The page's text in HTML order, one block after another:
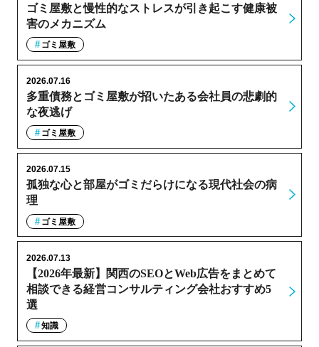
ゴミ屋敷と慢性的なストレスが引き起こす健康被
害のメカニズム
ゴミ屋敷
多重債務とゴミ屋敷が招いたある会社員の悲劇的
な夜逃げ
2026.07.16
ゴミ屋敷
孤独な心と部屋がゴミだらけになる現代社会の病
理
2026.07.15
ゴミ屋敷
【2026年最新】関西のSEOとWeb広告をまとめて
相談できる経営コンサルティング会社おすすめ5
選
2026.07.13
知識